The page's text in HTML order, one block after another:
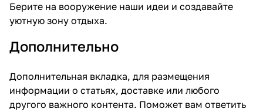
Берите на вооружение наши идеи и создавайте
уютную зону отдыха.
Дополнительно
Дополнительная вкладка, для размещения
информации о статьях, доставке или любого
другого важного контента. Поможет вам ответить